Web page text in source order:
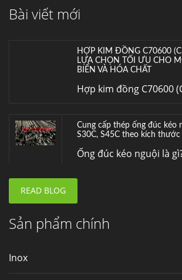
Bài viết mới
Cung cấp thép ống đúc kéo
S30C, S45C theo kích thước
Ống đúc kéo nguội là
Đơn hàng thép SPA-H |
nhà máy thép Hòa Phát
Fengyang là một trong
Hợp kim N06625 là gì? Giá
Hợp kim N06625 là hợp
READ BLOG
Sản phẩm chính
Inox